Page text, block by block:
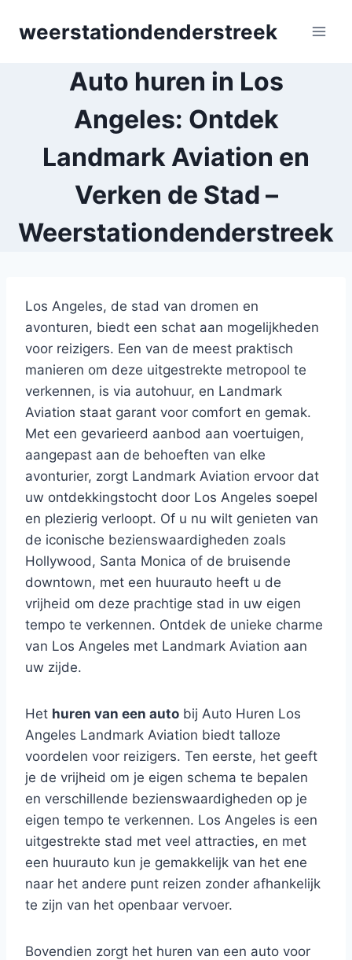
weerstationdenderstreek
Auto huren in Los
Angeles: Ontdek
Landmark Aviation en
Verken de Stad –
Weerstationdenderstreek
Los Angeles, de stad van dromen en
avonturen, biedt een schat aan mogelijkheden
voor reizigers. Een van de meest praktisch
manieren om deze uitgestrekte metropool te
verkennen, is via autohuur, en Landmark
Aviation staat garant voor comfort en gemak.
Met een gevarieerd aanbod aan voertuigen,
aangepast aan de behoeften van elke
avonturier, zorgt Landmark Aviation ervoor dat
uw ontdekkingstocht door Los Angeles soepel
en plezierig verloopt. Of u nu wilt genieten van
de iconische bezienswaardigheden zoals
Hollywood, Santa Monica of de bruisende
downtown, met een huurauto heeft u de
vrijheid om deze prachtige stad in uw eigen
tempo te verkennen. Ontdek de unieke charme
van Los Angeles met Landmark Aviation aan
uw zijde.
Het huren van een auto bij Auto Huren Los
Angeles Landmark Aviation biedt talloze
voordelen voor reizigers. Ten eerste, het geeft
je de vrijheid om je eigen schema te bepalen
en verschillende bezienswaardigheden op je
eigen tempo te verkennen. Los Angeles is een
uitgestrekte stad met veel attracties, en met
een huurauto kun je gemakkelijk van het ene
naar het andere punt reizen zonder afhankelijk
te zijn van het openbaar vervoer.
Bovendien zorgt het huren van een auto voor